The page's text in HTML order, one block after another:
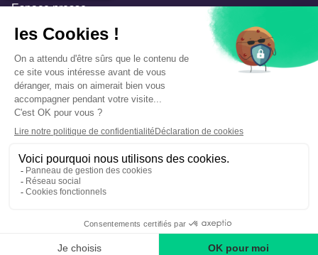
Espace presse
Documentation
Marchés publics
Appels à projets & avis d'attribution
Mesures de publicité
Concertations et enquêtes publiques
Précautions et sécurité
Plan de gestion des risques
Mentions légales
Données personnelles
Gestion des cookies